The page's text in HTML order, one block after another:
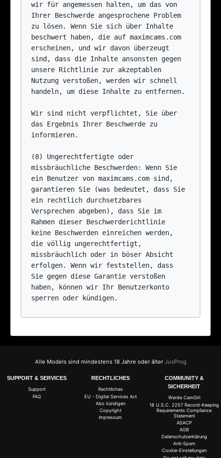
wir für angemessen halten, um das von
Ihrer Beschwerde angesprochene Problem
zu lösen. Wenn Sie sich über Inhalte
beschwert haben, die auf maximcams.com
erscheinen, und wir davon überzeugt
sind, dass die Inhalte ansonsten gegen
unsere Richtlinie zur akzeptablen
Nutzung verstoßen, werden wir schnell
handeln, um diese Inhalte zu entfernen.
Wir sind nicht verpflichtet, Sie über
das Ergebnis Ihrer Beschwerde zu
informieren.
(8) Ungerechtfertigte oder
missbräuchliche Beschwerden: Wenn Sie
ein Benutzer von maximcams.com sind,
garantieren Sie (was bedeutet, dass Sie
ein rechtlich durchsetzbares
Versprechen abgeben), dass Sie im
Rahmen dieser Beschwerderichtlinie
keine Beschwerden einreichen werden,
die völlig ungerechtfertigt,
missbräuchlich oder in böser Absicht
erfolgen. Wenn wir feststellen, dass
Sie gegen diese Garantie verstoßen
haben, können wir Ihr Benutzerkonto
Alle Models sind mindestens 18 Jahre oder älter JusProg
SUPPORT & SERVICES
Support
FAQ
RECHTLICHES
Rechtliches
EU - Digital Services Act
Abo kündigen
Copyright
Impressum
COMMUNITY &
SICHERHEIT
Werde CamGirl
18 U.S.C. 2257 Record-Keeping
Requirements Compliance
Statement
ASACP
AGB
Datenschutzerklärung
Anti-Spam
Cookie-Einstellungen